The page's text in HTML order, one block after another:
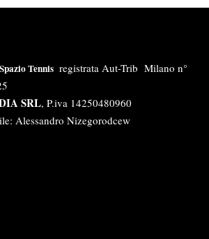
Spazio Tennis registrata Aut-Trib Milano n°
SRL, P.iva 14250480960
Alessandro Nizegorodcew